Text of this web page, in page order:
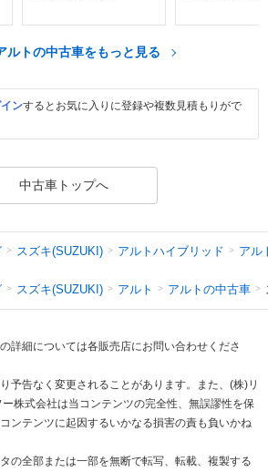
ルトの中古車をもっと見る
ンするとお気に入りに登録や複数見積もりがで
中古車トップへ
スズキ(SUZUKI) アルトハイブリッド アル
スズキ(SUZUKI) アルト アルトの中古車
詳細については各販売店にお問い合わせくださ
予告なく変更されることがあります。また、(株)リ
株式会社は当コンテンツの完全性、無誤謬性を保
ンテンツに起因するいかなる損害の責も負いかね
の全部または一部を無断で転写、転載、複製する